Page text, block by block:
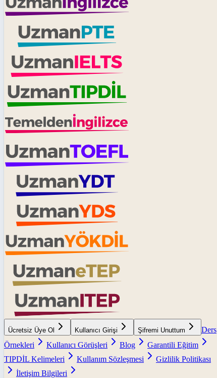
Ücretsiz Üye Ol Kullanıcı Girişi Şifremi Unuttum
Ders
Örnekleri
Kullanıcı Görüşleri Blog
Garantili Eğitim
TIPDİL Kelimeleri
Kullanım Sözleşmesi
Gizlilik Politikası
İletişim Bilgileri